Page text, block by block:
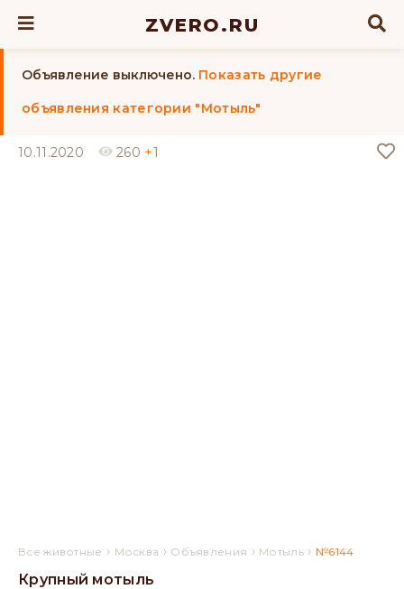
ZVERO.RU
Объявление выключено. Показать другие
объявления категории "Мотыль"
10.11.2020 260 +1
Все животные › Москва › Объявления › Мотыль › №6144
Крупный мотыль